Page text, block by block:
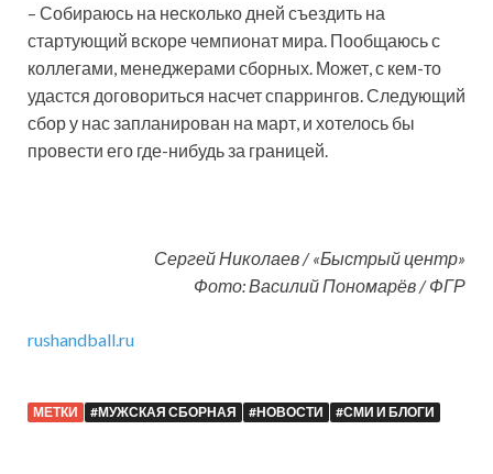
– Собираюсь на несколько дней съездить на
стартующий вскоре чемпионат мира. Пообщаюсь с
коллегами, менеджерами сборных. Может, с кем-то
удастся договориться насчет спаррингов. Следующий
сбор у нас запланирован на март, и хотелось бы
провести его где-нибудь за границей.
Сергей Николаев / «Быстрый центр»
Фото: Василий Пономарёв / ФГР
rushandball.ru
МЕТКИ #МУЖСКАЯ СБОРНАЯ #НОВОСТИ #СМИ И БЛОГИ